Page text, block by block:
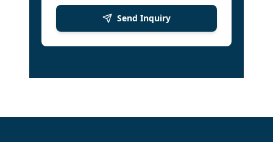
Send Inquiry